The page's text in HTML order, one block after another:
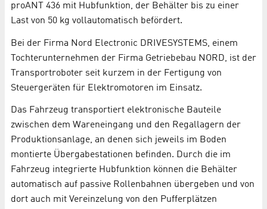
proANT 436 mit Hubfunktion, der Behälter bis zu einer
Last von 50 kg vollautomatisch befördert.
Bei der Firma Nord Electronic DRIVESYSTEMS, einem
Tochterunternehmen der Firma Getriebebau NORD, ist der
Transportroboter seit kurzem in der Fertigung von
Steuergeräten für Elektromotoren im Einsatz.
Das Fahrzeug transportiert elektronische Bauteile
zwischen dem Wareneingang und den Regallagern der
Produktionsanlage, an denen sich jeweils im Boden
montierte Übergabestationen befinden. Durch die im
Fahrzeug integrierte Hubfunktion können die Behälter
automatisch auf passive Rollenbahnen übergeben und von
dort auch mit Vereinzelung von den Pufferplätzen